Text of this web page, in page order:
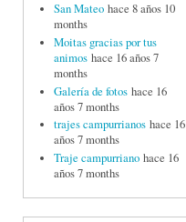
San Mateo hace 8 años 10
months
Moitas gracias por tus
animos hace 16 años 7
months
Galería de fotos hace 16
años 7 months
trajes campurrianos hace 16
años 7 months
Traje campurriano hace 16
años 7 months